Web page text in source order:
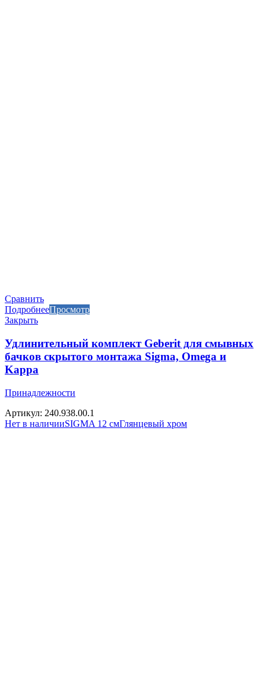
Сравнить
ПодробнееПросмотр
Закрыть
Удлинительный комплект Geberit для смывных
бачков скрытого монтажа Sigma, Omega и
Kappa
Принадлежности
Артикул: 240.938.00.1
Нет в наличииSIGMA 12 смГлянцевый хром